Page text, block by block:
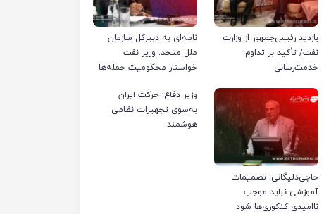
بازدید رئیس‌جمهور از وزارت
نفت/ تأکید بر تداوم
خدمت‌رسانی
نامه‌ای به دبیرکل سازمان
ملل متحد: وزیر نفت
خواستار محکومیت حمله‌ها
ایران شد
حاجی‌دلیگانی: تصمیمات
آموزشی نباید موجب
ناامیدی کنکوری‌ها شود
وزیر دفاع: حرکت ایران
به‌سوی تجهیزات نظامی
هوشمند